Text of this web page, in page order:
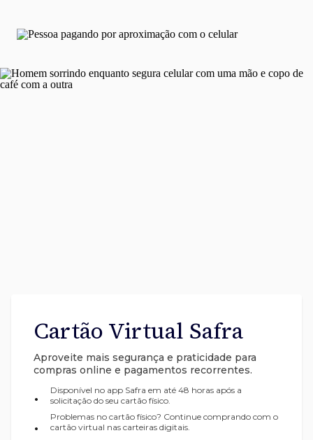
Cartão Virtual Safra
Aproveite mais segurança e praticidade para
compras online e pagamentos recorrentes.
•
Disponível no app Safra em até 48 horas após a
solicitação do seu cartão físico.
•
Problemas no cartão físico? Continue comprando com o
cartão virtual nas carteiras digitais.